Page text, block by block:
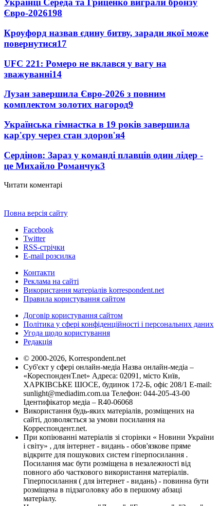
Українці Середа та Гриценко виграли бронзу
Євро-2026198
Кроуфорд назвав єдину битву, заради якої може
повернутися17
UFC 221: Ромеро не вклався у вагу на
зважуванні14
Лузан завершила Євро-2026 з повним
комплектом золотих нагород9
Українська гімнастка в 19 років завершила
кар'єру через стан здоров'я4
Сердінов: Зараз у команді плавців один лідер -
це Михайло Романчук3
Читати коментарі
Повна версія сайту
Facebook
Twitter
RSS-стрічки
E-mail розсилка
Контакти
Реклама на сайті
Використання матеріалів korrespondent.net
Правила користування сайтом
Договір користування сайтом
Політика у сфері конфіденційності і персональних даних
Угода щодо користування
Редакція
© 2000-2026, Korrespondent.net
Суб'єкт у сфері онлайн-медіа Назва онлайн-медіа –
«КореспонденТ.net» Адреса: 02091, місто Київ,
ХАРКІВСЬКЕ ШОСЕ, будинок 172-Б, офіс 208/1 E-mail:
sunlight@mediadim.com.ua Телефон: 044-205-43-00
Ідентифікатор медіа – R40-06068
Використання будь-яких матеріалів, розміщених на
сайті, дозволяється за умови посилання на
Корреспондент.net.
При копіюванні матеріалів зі сторінки « Новини України
і світу» , для інтернет - видань - обов'язкове пряме
відкрите для пошукових систем гіперпосилання .
Посилання має бути розміщена в незалежності від
повного або часткового використання матеріалів.
Гіперпосилання ( для інтернет - видань) - повинна бути
розміщена в підзаголовку або в першому абзаці
матеріалу.